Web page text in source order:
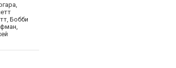
Бобби